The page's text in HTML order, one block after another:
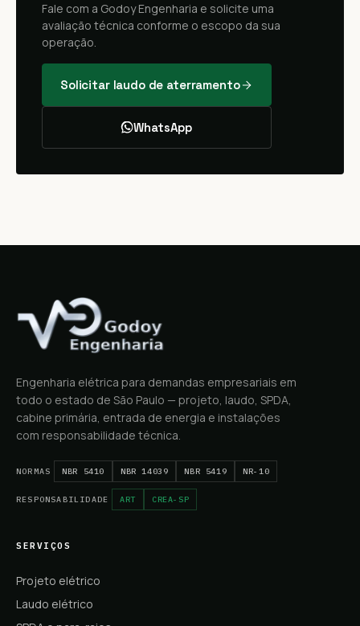
Fale com a Godoy Engenharia e solicite uma
avaliação técnica conforme o escopo da sua
operação.
Solicitar laudo de aterramento
WhatsApp
Engenharia elétrica para demandas empresariais em
todo o estado de São Paulo — projeto, laudo, SPDA,
cabine primária, entrada de energia e instalações
com responsabilidade técnica.
NORMAS NBR 5410 NBR 14039 NBR 5419 NR-10
RESPONSABILIDADE ART CREA-SP
SERVIÇOS
Projeto elétrico
Laudo elétrico